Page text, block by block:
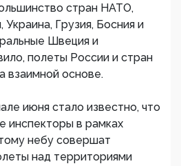
стран НАТО,
Украина, Грузия, Босния и
Швеция и
полеты России и стран
взаимной основе.
июня стало известно, что
инспекторы в рамках
небу совершат
над территориями